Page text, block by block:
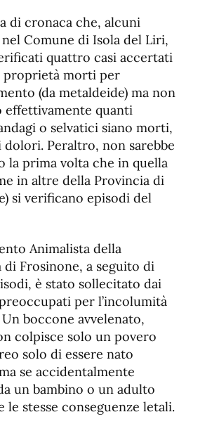
de
fuente
de
fuente.
di cronaca che, alcuni
Comune di Isola del Liri,
quattro casi accertati
proprietà morti per
(da metaldeide) ma non
effettivamente quanti
o selvatici siano morti,
Peraltro, non sarebbe
la prima volta che in quella
in altre della Provincia di
si verificano episodi del
Animalista della
di Frosinone, a seguito di
è stato sollecitato dai
per l’incolumità
boccone avvelenato,
colpisce solo un povero
solo di essere nato
se accidentalmente
un bambino o un adulto
le stesse conseguenze letali.